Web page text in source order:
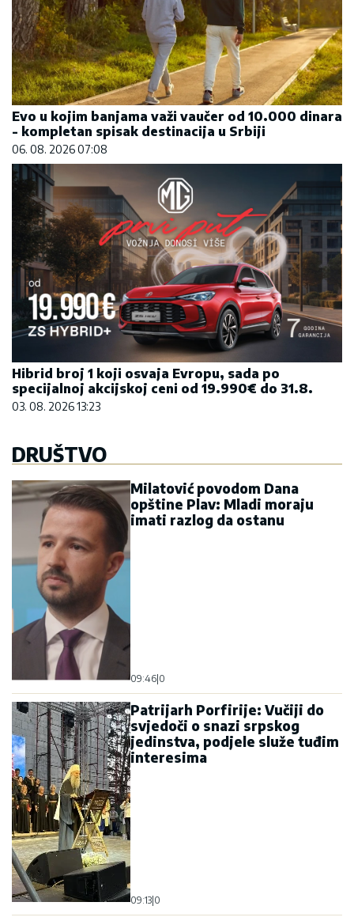
Evo u kojim banjama važi vaučer od 10.000 dinara
- kompletan spisak destinacija u Srbiji
06. 08. 2026 07:08
Hibrid broj 1 koji osvaja Evropu, sada po
specijalnoj akcijskoj ceni od 19.990€ do 31.8.
03. 08. 2026 13:23
DRUŠTVO
Milatović povodom Dana
opštine Plav: Mladi moraju
imati razlog da ostanu
09:46|0
Patrijarh Porfirije: Vučiji do
svjedoči o snazi srpskog
jedinstva, podjele služe tuđim
interesima
09:13|0